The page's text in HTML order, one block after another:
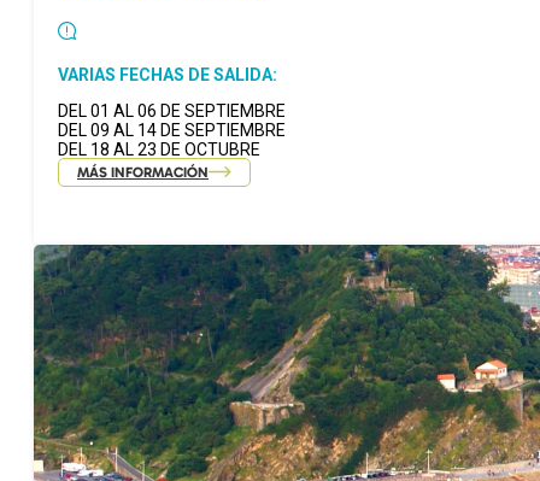
VARIAS FECHAS DE SALIDA:
DEL 01 AL 06 DE SEPTIEMBRE
DEL 09 AL 14 DE SEPTIEMBRE
DEL 18 AL 23 DE OCTUBRE
MÁS INFORMACIÓN